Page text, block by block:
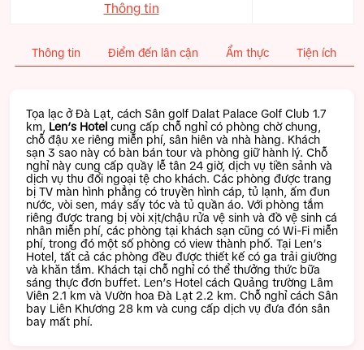
Thông tin
Thông tin Điểm đến lân cận Ẩm thực Tiện ích
Tọa lạc ở Đà Lạt, cách Sân golf Dalat Palace Golf Club 1.7
km, Len’s Hotel cung cấp chỗ nghỉ có phòng chờ chung,
chỗ đậu xe riêng miễn phí, sân hiên và nhà hàng. Khách
sạn 3 sao này có bàn bán tour và phòng giữ hành lý. Chỗ
nghỉ này cung cấp quầy lễ tân 24 giờ, dịch vụ tiền sảnh và
dịch vụ thu đổi ngoại tệ cho khách. Các phòng được trang
bị TV màn hình phẳng có truyền hình cáp, tủ lạnh, ấm đun
nước, vòi sen, máy sấy tóc và tủ quần áo. Với phòng tắm
riêng được trang bị vòi xịt/chậu rửa vệ sinh và đồ vệ sinh cá
nhân miễn phí, các phòng tại khách sạn cũng có Wi-Fi miễn
phí, trong đó một số phòng có view thành phố. Tại Len’s
Hotel, tất cả các phòng đều được thiết kế có ga trải giường
và khăn tắm. Khách tại chỗ nghỉ có thể thưởng thức bữa
sáng thực đơn buffet. Len’s Hotel cách Quảng trường Lâm
Viên 2.1 km và Vườn hoa Đà Lạt 2.2 km. Chỗ nghỉ cách Sân
bay Liên Khương 28 km và cung cấp dịch vụ đưa đón sân
bay mất phí.